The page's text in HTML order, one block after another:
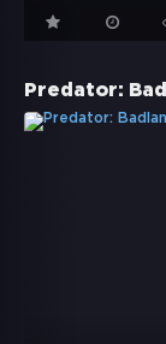
Predator: